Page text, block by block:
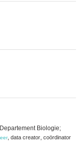
Biologie;
, data creator, coördinator